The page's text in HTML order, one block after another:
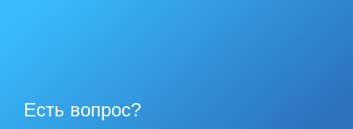
Есть вопрос?